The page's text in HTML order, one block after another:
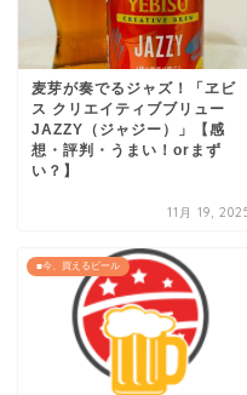
麦芽が奏でるジャズ！「ヱビ
ス クリエイティブブリュー
JAZZY（ジャジー）」【感
想・評判・うまい！orまず
い？】
11月 19,
■今、買えるビール